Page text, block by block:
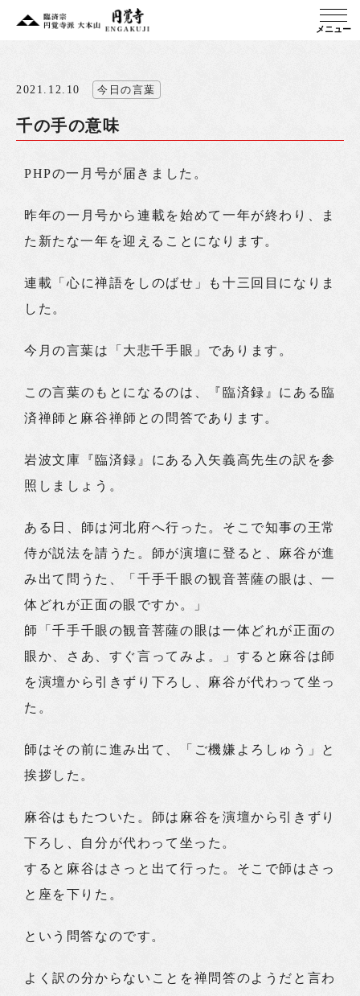
メニュー
2021.12.10 今日の言葉
千の手の意味
PHPの一月号が届きました。
昨年の一月号から連載を始めて一年が終わり、ま
た新たな一年を迎えることになります。
連載「心に禅語をしのばせ」も十三回目になりま
した。
今月の言葉は「大悲千手眼」であります。
この言葉のもとになるのは、『臨済録』にある臨
済禅師と麻谷禅師との問答であります。
岩波文庫『臨済録』にある入矢義高先生の訳を参
照しましょう。
ある日、師は河北府へ行った。そこで知事の王常
侍が説法を請うた。師が演壇に登ると、麻谷が進
み出て問うた、「千手千眼の観音菩薩の眼は、一
体どれが正面の眼ですか。」
師「千手千眼の観音菩薩の眼は一体どれが正面の
眼か、さあ、すぐ言ってみよ。」すると麻谷は師
を演壇から引きずり下ろし、麻谷が代わって坐っ
た。
師はその前に進み出て、「ご機嫌よろしゅう」と
挨拶した。
麻谷はもたついた。師は麻谷を演壇から引きずり
下ろし、自分が代わって坐った。
すると麻谷はさっと出て行った。そこで師はさっ
と座を下りた。
という問答なのです。
よく訳の分からないことを禅問答のようだと言わ